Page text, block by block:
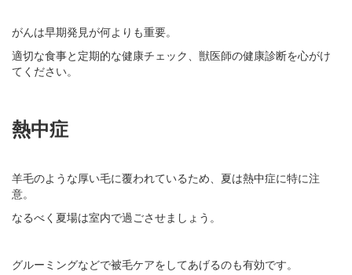
がんは早期発見が何よりも重要。
適切な食事と定期的な健康チェック、獣医師の健康診断を心がけ
てください。
熱中症
羊毛のような厚い毛に覆われているため、夏は熱中症に特に注
意。
なるべく夏場は室内で過ごさせましょう。
グルーミングなどで被毛ケアをしてあげるのも有効です。